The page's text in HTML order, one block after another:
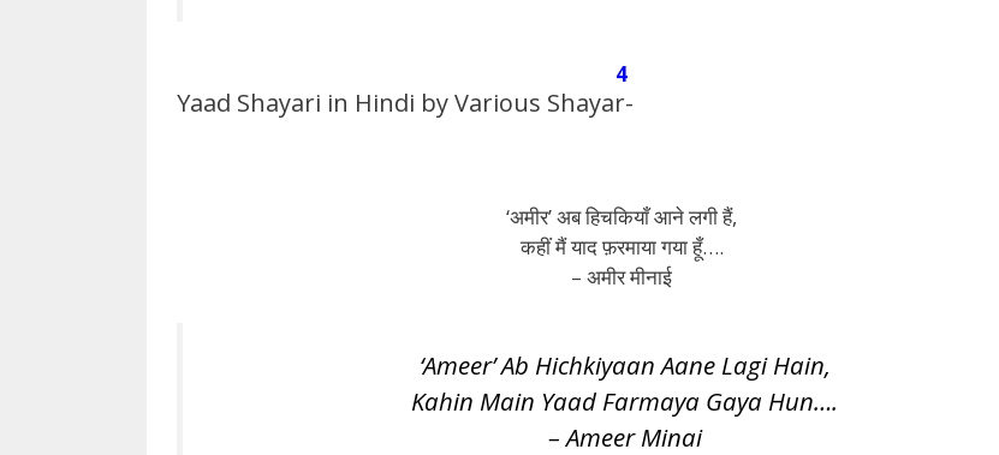
4
Yaad Shayari in Hindi by Various Shayar-
‘अमीर’ अब हिचकियाँ आने लगी हैं,
कहीं मैं याद फ़रमाया गया हूँ….
– अमीर मीनाई
‘Ameer’ Ab Hichkiyaan Aane Lagi Hain,
Kahin Main Yaad Farmaya Gaya Hun….
– Ameer Minai